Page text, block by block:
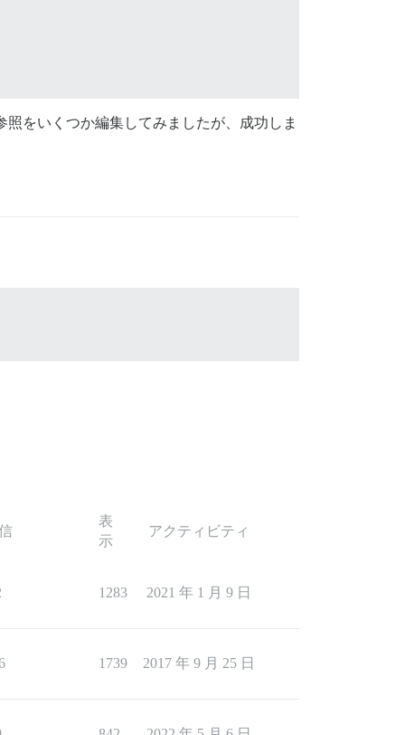
照をいくつか編集してみましたが、成功しま
表
示
アクティビティ
1283 2021 年 1 月 9 日
1739 2017 年 9 月 25 日